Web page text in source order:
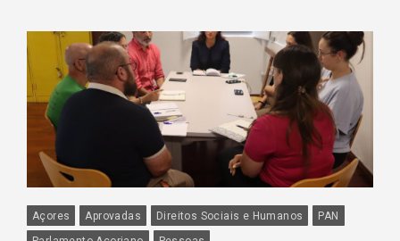
Açores Aprovadas Direitos Sociais e Humanos
PAN